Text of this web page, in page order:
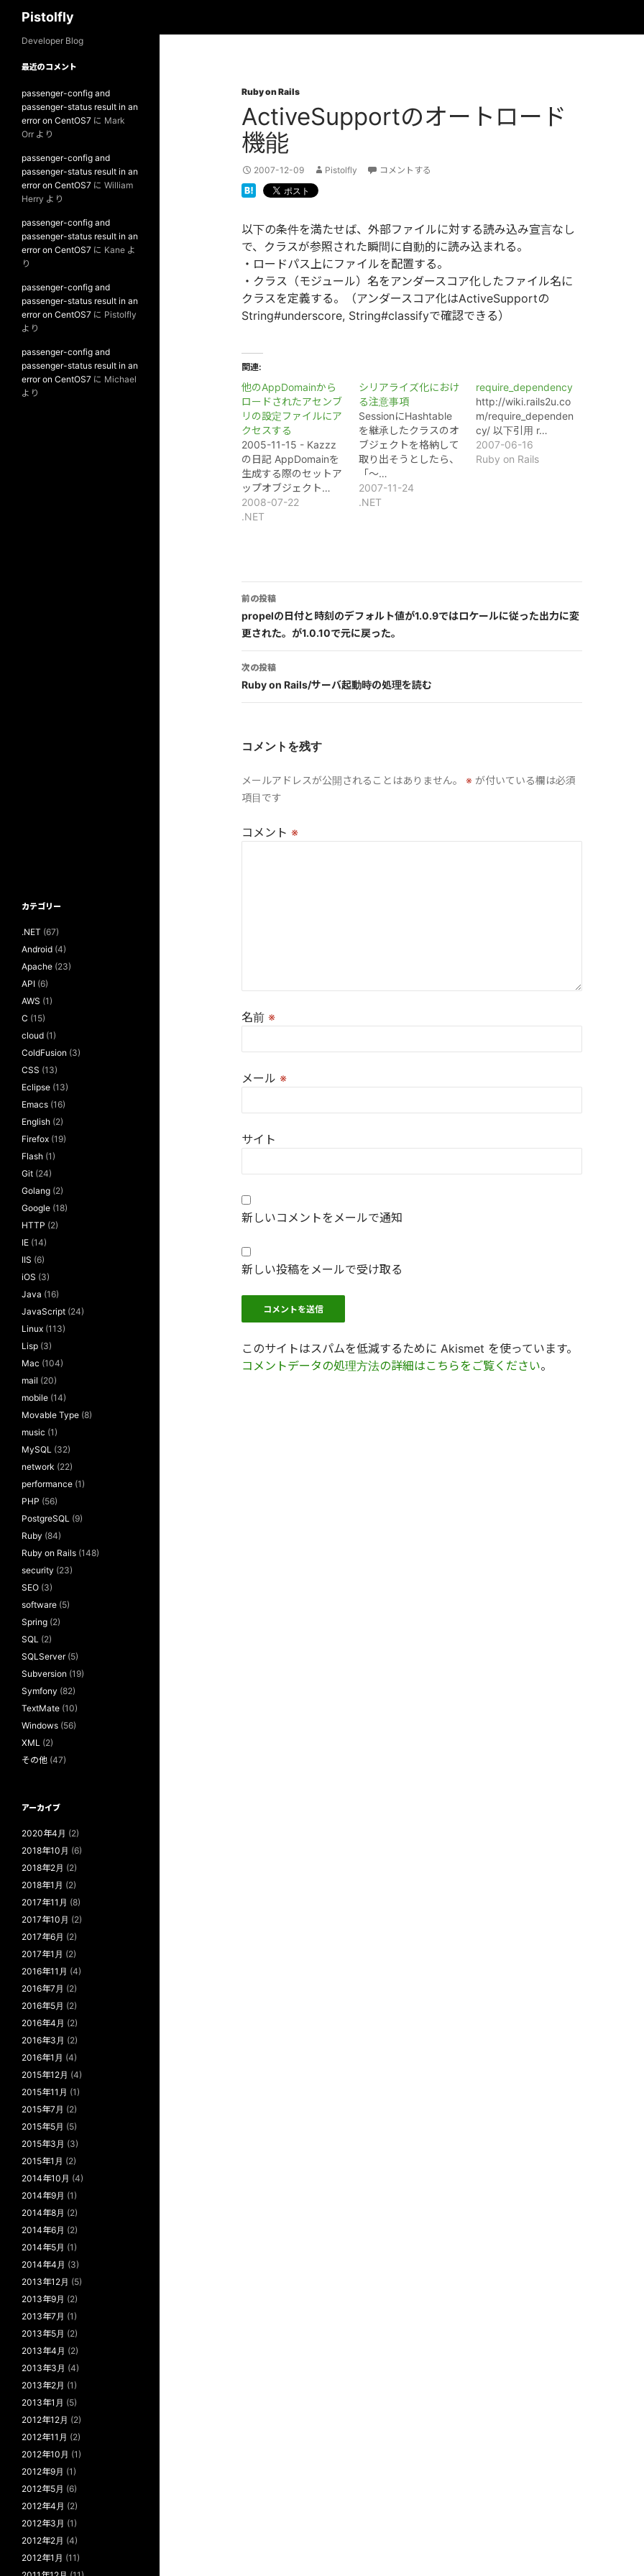
Pistolfly
Ruby on Rails
ActiveSupportのオートロード
機能
2007-12-09 Pistolfly コメントする
以下の条件を満たせば、外部ファイルに対する読み込み宣言なし
で、クラスが参照された瞬間に自動的に読み込まれる。
・ロードパス上にファイルを配置する。
・クラス（モジュール）名をアンダースコア化したファイル名に
クラスを定義する。（アンダースコア化はActiveSupportの
String#underscore, String#classifyで確認できる）
関連
他のAppDomainから
ロードされたアセンブ
リの設定ファイルにア
クセスする
2005-11-15 - Kazzz
の日記 AppDomainを
生成する際のセットア
ップオブジェクト…
2008-07-22
.NET
シリアライズ化におけ
る注意事項
SessionにHashtable
を継承したクラスのオ
ブジェクトを格納して
取り出そうとしたら、
「～…
2007-11-24
.NET
require_dependency
http://wiki.rails2u.co
m/require_dependen
cy/ 以下引用 r…
2007-06-16
Ruby on Rails
投
稿
ナ
ビ
ゲ
シ
ン
前の投稿
propelの日付と時刻のデフォルト値が1.0.9ではロケールに従った出力に変
更された。が1.0.10で元に戻った。
次の投稿
Ruby on Rails/サーバ起動時の処理を読む
コメントを残す
メールアドレスが公開されることはありません。 ※ が付いている欄は必須
項目です
コメント ※
名前 ※
メール ※
サイト
新しいコメントをメールで通知
新しい投稿をメールで受け取る
このサイトはスパムを低減するために Akismet を使っています。
コメントデータの処理方法の詳細はこちらをご覧ください。
Developer Blog
最近のコメント
passenger-config and
passenger-status result in an
error on CentOS7 に Mark
Orr より
passenger-config and
passenger-status result in an
error on CentOS7 に William
Herry より
passenger-config and
passenger-status result in an
error on CentOS7 に Kane よ
り
passenger-config and
passenger-status result in an
error on CentOS7 に Pistolfly
より
passenger-config and
passenger-status result in an
error on CentOS7 に Michael
より
カテゴリー
.NET (67)
Android (4)
Apache (23)
API (6)
AWS (1)
C (15)
cloud (1)
ColdFusion (3)
CSS (13)
Eclipse (13)
Emacs (16)
English (2)
Firefox (19)
Flash (1)
Git (24)
Golang (2)
Google (18)
HTTP (2)
IE (14)
IIS (6)
iOS (3)
Java (16)
JavaScript (24)
Linux (113)
Lisp (3)
Mac (104)
mail (20)
mobile (14)
Movable Type (8)
music (1)
MySQL (32)
network (22)
performance (1)
PHP (56)
PostgreSQL (9)
Ruby (84)
Ruby on Rails (148)
security (23)
SEO (3)
software (5)
Spring (2)
SQL (2)
SQLServer(5)
Subversion (19)
Symfony (82)
TextMate (10)
Windows (56)
XML (2)
その他 (47)
アーカイブ
2020年4月 (2)
2018年10月 (6)
2018年2月 (2)
2018年1月 (2)
2017年11月 (8)
2017年10月 (2)
2017年6月 (2)
2017年1月 (2)
2016年11月 (4)
2016年7月 (2)
2016年5月 (2)
2016年4月 (2)
2016年3月 (2)
2016年1月 (4)
2015年12月 (4)
2015年11月 (1)
2015年7月 (2)
2015年5月 (5)
2015年3月 (3)
2015年1月 (2)
2014年10月 (4)
2014年9月 (1)
2014年8月 (2)
2014年6月 (2)
2014年5月 (1)
2014年4月 (3)
2013年12月 (5)
2013年9月 (2)
2013年7月 (1)
2013年5月 (2)
2013年4月 (2)
2013年3月 (4)
2013年2月 (1)
2013年1月 (5)
2012年12月 (2)
2012年11月 (2)
2012年10月 (1)
2012年9月 (1)
2012年5月 (6)
2012年4月 (2)
2012年3月 (1)
2012年2月 (4)
2012年1月 (11)